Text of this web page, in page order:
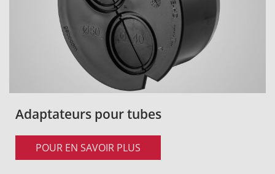
Adaptateurs pour tubes
POUR EN SAVOIR PLUS